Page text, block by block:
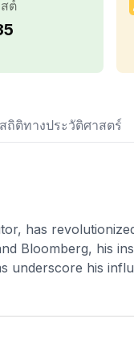
ต์
สถิติทางประวัติศาสตร์
has
Bloomberg, his
underscore his